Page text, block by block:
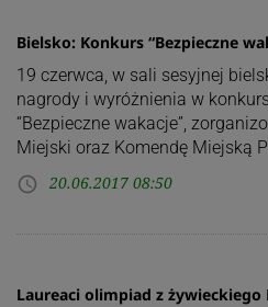
Bielsko: Konkurs “Bezpieczne
19 czerwca, w sali sesyjnej
nagrody i wyróżnienia w
“Bezpieczne wakacje”,
Miejski oraz Komendę Miejską
access_time 20.06.2017 08:50
Laureaci olimpiad z żywieckiego